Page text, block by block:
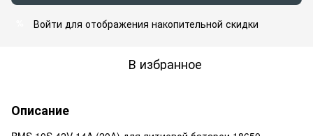
Войти для отображения накопительной скидки
В избранное
Описание